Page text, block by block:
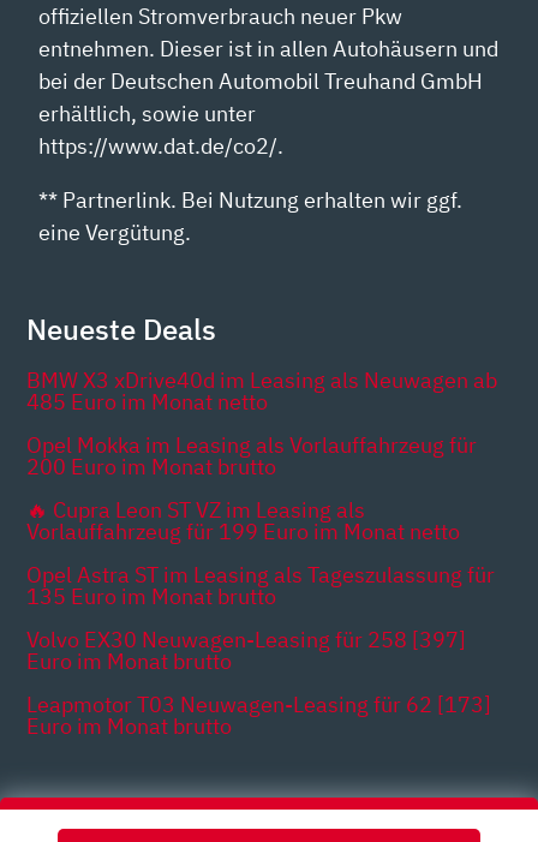
offiziellen Stromverbrauch neuer Pkw
entnehmen. Dieser ist in allen Autohäusern und
bei der Deutschen Automobil Treuhand GmbH
erhältlich, sowie unter
https://www.dat.de/co2/.
** Partnerlink. Bei Nutzung erhalten wir ggf.
eine Vergütung.
Neueste Deals
BMW X3 xDrive40d im Leasing als Neuwagen ab
485 Euro im Monat netto
Opel Mokka im Leasing als Vorlauffahrzeug für
200 Euro im Monat brutto
🔥 Cupra Leon ST VZ im Leasing als
Vorlauffahrzeug für 199 Euro im Monat netto
Opel Astra ST im Leasing als Tageszulassung für
135 Euro im Monat brutto
Volvo EX30 Neuwagen-Leasing für 258 [397]
Euro im Monat brutto
Leapmotor T03 Neuwagen-Leasing für 62 [173]
Euro im Monat brutto